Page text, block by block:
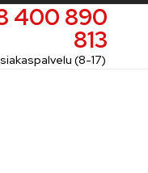
400 890
813
(8-17)